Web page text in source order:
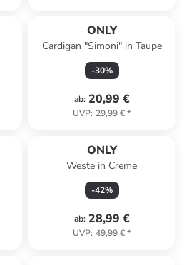
ONLY
Cardigan "Simoni" in Taupe
-30%
ab: 20,99 €
UVP: 29,99 €*
ONLY
Weste in Creme
-42%
ab: 28,99 €
UVP: 49,99 €*